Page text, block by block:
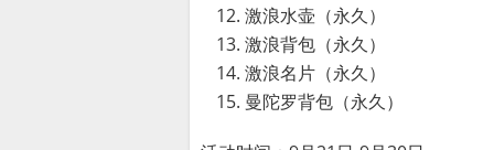
激浪水壶（永久）
激浪背包（永久）
激浪名片（永久）
曼陀罗背包（永久）